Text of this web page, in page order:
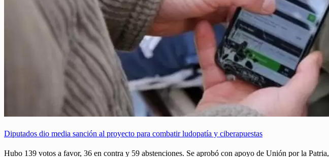
Diputados dio media sanción al proyecto para combatir ludopatía y ciberapuestas
Hubo 139 votos a favor, 36 en contra y 59 abstenciones. Se aprobó con apoyo de Unión por la Patria,